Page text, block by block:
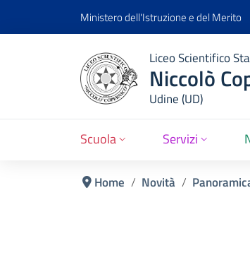
Ministero dell'Istruzione e del Merito
Liceo Scientifico
Niccolò
Udine (UD)
Scuola Servizi
Home Novità